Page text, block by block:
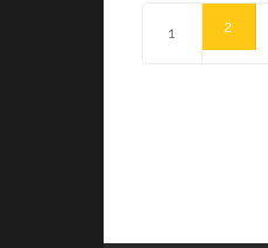
1 2